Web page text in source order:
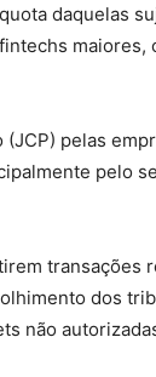
daquelas
maiores,
pelas
pelo
transações
dos
não